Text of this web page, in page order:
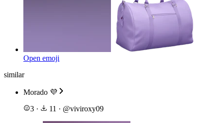
Open emoji
similar
Morado 💜
3 · 11 · @viviroxy09